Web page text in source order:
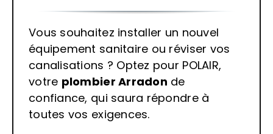
Vous souhaitez installer un nouvel
équipement sanitaire ou réviser vos
canalisations ? Optez pour POLAIR,
votre plombier Arradon de
confiance, qui saura répondre à
toutes vos exigences.